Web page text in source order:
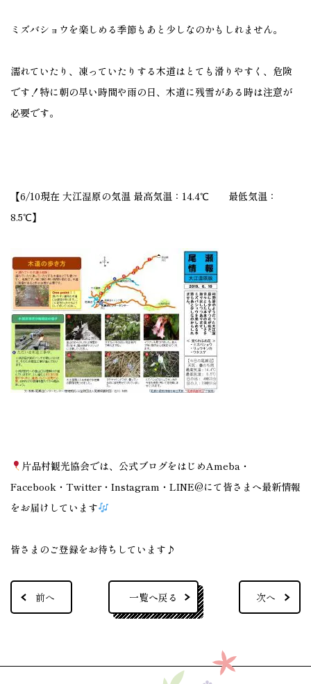
ミズバショウを楽しめる季節もあと少しなのかもしれません。
濡れていたり、凍っていたりする木道はとても滑りやすく、危険
です！特に朝の早い時間や雨の日、木道に残雪がある時は注意が
必要です。
【6/10現在 大江湿原の気温 最高気温：14.4℃ 最低気温：
8.5℃】
片品村観光協会では、公式ブログをはじめAmeba・
Facebook・Twitter・Instagram・LINE@にて皆さまへ最新情報
をお届けしています
皆さまのご登録をお待ちしています♪
前へ 次へ
一覧へ戻る